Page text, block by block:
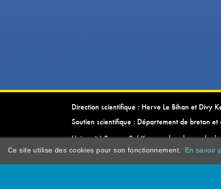
Direction scientifique : Herve Le Bihan et Divy
Soutien scientifique : Département de breton et
Université Rennes 2 / Kevrenn brezhoneg ha
Ce site utilise des cookies pour son fonctionnement. En savoir